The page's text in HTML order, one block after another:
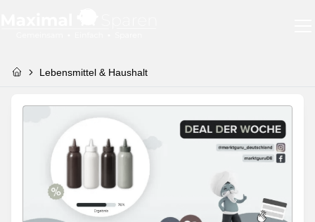
Lebensmittel & Haushalt